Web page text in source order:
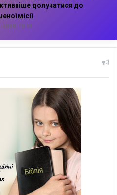
долучатися до
місії
2026, 10:14